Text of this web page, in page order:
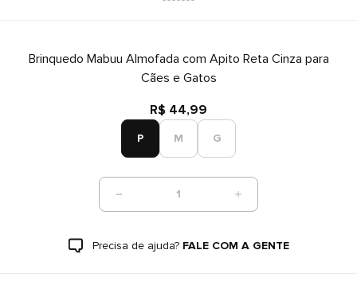
Brinquedo Mabuu Almofada com Apito Reta Cinza para
Cães e Gatos
R$ 44,99
P M G
1
Precisa de ajuda? FALE COM A GENTE